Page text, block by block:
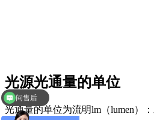
光源光通量的单位
光通量的单位为流明lm（lumen）
问售后